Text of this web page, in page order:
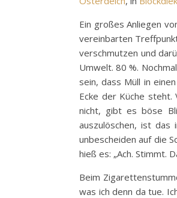
Ein großes Anliegen
vereinbarten
verschmutzen und
Umwelt. 80 %.
sein, dass Müll in
Ecke der Küche
nicht, gibt es böse
auszulöschen, ist
unbescheiden auf die
hieß es: „Ach. Stimmt.
Beim
was ich denn da tue.